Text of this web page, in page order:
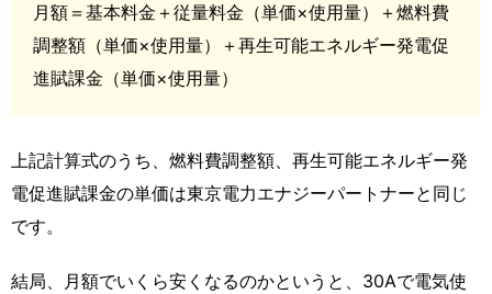
月額＝基本料金＋従量料金（単価×使用量）＋燃料費
調整額（単価×使用量）＋再生可能エネルギー発電促
進賦課金（単価×使用量）
上記計算式のうち、燃料費調整額、再生可能エネルギー発
電促進賦課金の単価は東京電力エナジーパートナーと同じ
です。
結局、月額でいくら安くなるのかというと、30Aで電気使